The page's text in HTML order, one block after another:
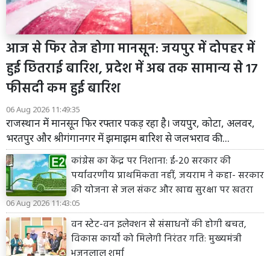
आज से फिर तेज होगा मानसून: जयपुर में दोपहर में
हुई छितराई बारिश, प्रदेश में अब तक सामान्य से 17
फीसदी कम हुई बारिश
06 Aug 2026 11:49:35
राजस्थान में मानसून फिर रफ्तार पकड़ रहा है। जयपुर, कोटा, अलवर,
भरतपुर और श्रीगंगानगर में झमाझम बारिश से जलभराव की...
कांग्रेस का केंद्र पर निशाना: ई-20 सरकार की
पर्यावरणीय प्राथमिकता नहीं, जयराम ने कहा- सरकार
की योजना से जल संकट और खाद्य सुरक्षा पर खतरा
06 Aug 2026 11:43:05
वन स्टेट-वन इलेक्शन से संसाधनों की होगी बचत,
विकास कार्यों को मिलेगी निरंतर गति: मुख्यमंत्री